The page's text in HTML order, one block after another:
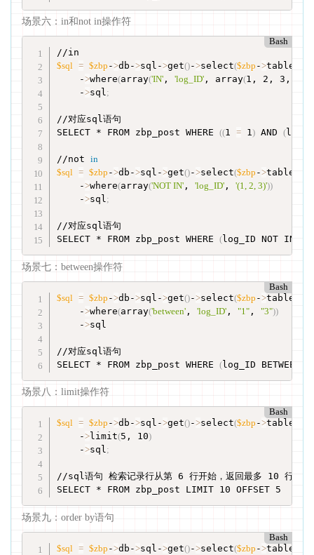
场景六：in和not in操作符
Bash
$sql = $zbp ->db->sql->get()->select($zbp ->table
    -
>where(array('IN' , 'log_ID' , array(1, 2, 3, 4
    -
>sql;
//对应sql语句
SELECT * FROM zbp_post WHERE ((1 = 1) AND (
//not in
$sql = $zbp ->db->sql->get()->select($zbp ->table
    -
>where(array('NOT IN' , 'log_ID' , '(1, 2, 3)'))
    -
>sql;
//对应sql语句
SELECT * FROM zbp_post WHERE (log_ID NOT IN
场景七：between操作符
Bash
$sql = $zbp ->db->sql->get()->select($zbp ->table
    -
>where(array('between' , 'log_ID' , "1" , "3"))
    -
>sql
//对应sql语句
SELECT * FROM zbp_post WHERE (log_ID BETWEEN
场景八：limit操作符
Bash
$sql = $zbp ->db->sql->get()->select($zbp ->table
    -
>limit(5, 10)
    -
>sql;
//sql语句 检索记录行从第 6 行开始，返回最多 10 行
SELECT * FROM zbp_post LIMIT 10 OFFSET 5
场景九：order by语句
Bash
$sql = $zbp ->db->sql->get()->select($zbp ->table